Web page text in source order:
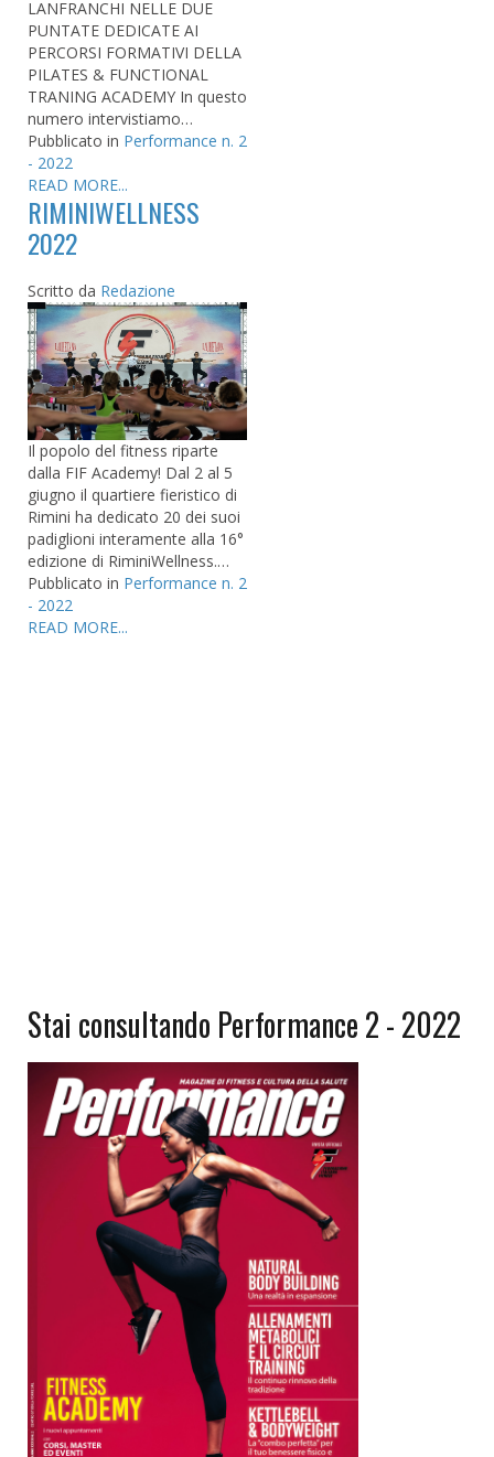
LANFRANCHI NELLE DUE
PUNTATE DEDICATE AI
PERCORSI FORMATIVI DELLA
PILATES & FUNCTIONAL
TRANING ACADEMY In questo
numero intervistiamo…
Pubblicato in Performance n. 2
- 2022
READ MORE...
RIMINIWELLNESS
2022
Scritto da Redazione
Il popolo del fitness riparte
dalla FIF Academy! Dal 2 al 5
giugno il quartiere fieristico di
Rimini ha dedicato 20 dei suoi
padiglioni interamente alla 16°
edizione di RiminiWellness.…
Pubblicato in Performance n. 2
- 2022
READ MORE...
Stai consultando Performance 2 - 2022